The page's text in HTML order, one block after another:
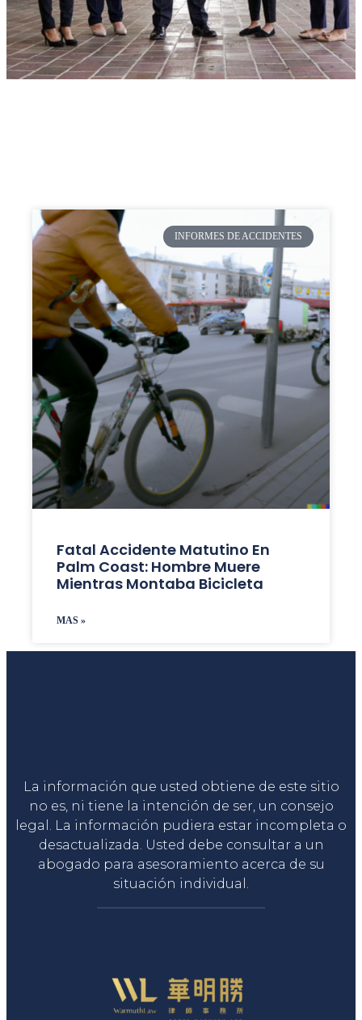
INFORMES DE ACCIDENTES
Fatal Accidente Matutino En
Palm Coast: Hombre Muere
Mientras Montaba Bicicleta
MAS »
La información que usted obtiene de este sitio
no es, ni tiene la intención de ser, un consejo
legal. La información pudiera estar incompleta o
desactualizada. Usted debe consultar a un
abogado para asesoramiento acerca de su
situación individual.